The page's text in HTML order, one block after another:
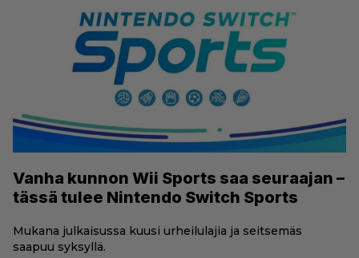
Vanha kunnon Wii Sports saa seuraajan –
tässä tulee Nintendo Switch Sports
Mukana julkaisussa kuusi urheilulajia ja seitsemäs
saapuu syksyllä.